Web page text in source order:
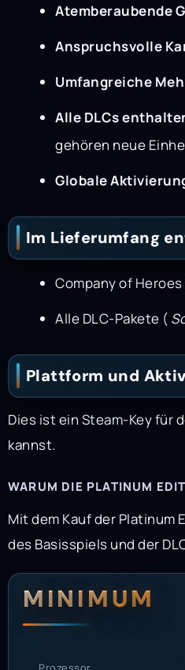
Atemberaubende
Anspruchsvolle
Umfangreiche
Alle DLCs
gehören neue
Globale
Im Lieferumfang
Company of
Alle DLC-Pakete (
Plattform und
Dies ist ein Steam-Key für
kannst.
WARUM DIE PLATINUM
Mit dem Kauf der Platinum
des Basisspiels und der
MINIMUM